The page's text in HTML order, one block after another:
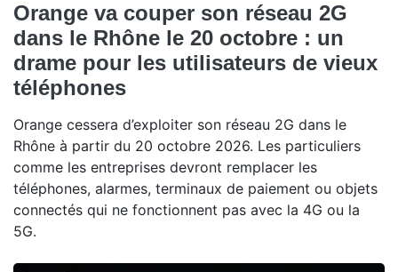
Orange va couper son réseau 2G
dans le Rhône le 20 octobre : un
drame pour les utilisateurs de vieux
téléphones
Orange cessera d’exploiter son réseau 2G dans le
Rhône à partir du 20 octobre 2026. Les particuliers
comme les entreprises devront remplacer les
téléphones, alarmes, terminaux de paiement ou objets
connectés qui ne fonctionnent pas avec la 4G ou la
5G.